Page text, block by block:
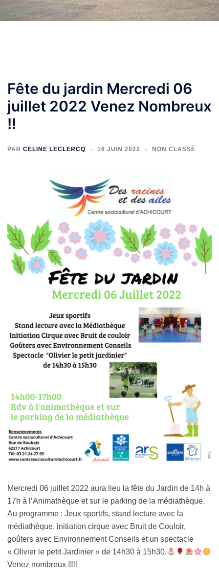
Fête du jardin Mercredi 06
juillet 2022 Venez Nombreux
!!
PAR CELINE LECLERCQ 16 JUIN 2022 NON CLASSÉ
Mercredi 06 juillet 2022 aura lieu la fête du Jardin de 14h à
17h à l’Animathèque et sur le parking de la médiathèque.
Au programme : Jeux sportifs, stand lecture avec la
médiathèque, initiation cirque avec Bruit de Couloir,
goûters avec Environnement Conseils et un spectacle
« Olivier le petit Jardinier » de 14h30 à 15h30.
Venez nombreux !!!!!